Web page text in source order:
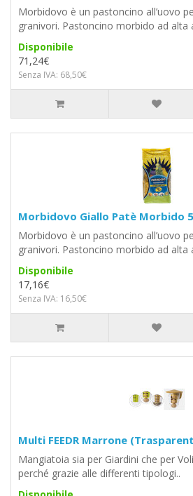
Morbidovo è un pastoncino all’uovo
granivori. Pastoncino morbido ad alta
Disponibile
71,24€
Senza IVA: 68,50€
Morbidovo Giallo Patè Morbido
Morbidovo è un pastoncino all’uovo
granivori. Pastoncino morbido ad alta
Disponibile
17,16€
Senza IVA: 16,50€
Multi FEEDR Marrone
Mangiatoia sia per Giardini che per
perché grazie alle differenti tipologi..